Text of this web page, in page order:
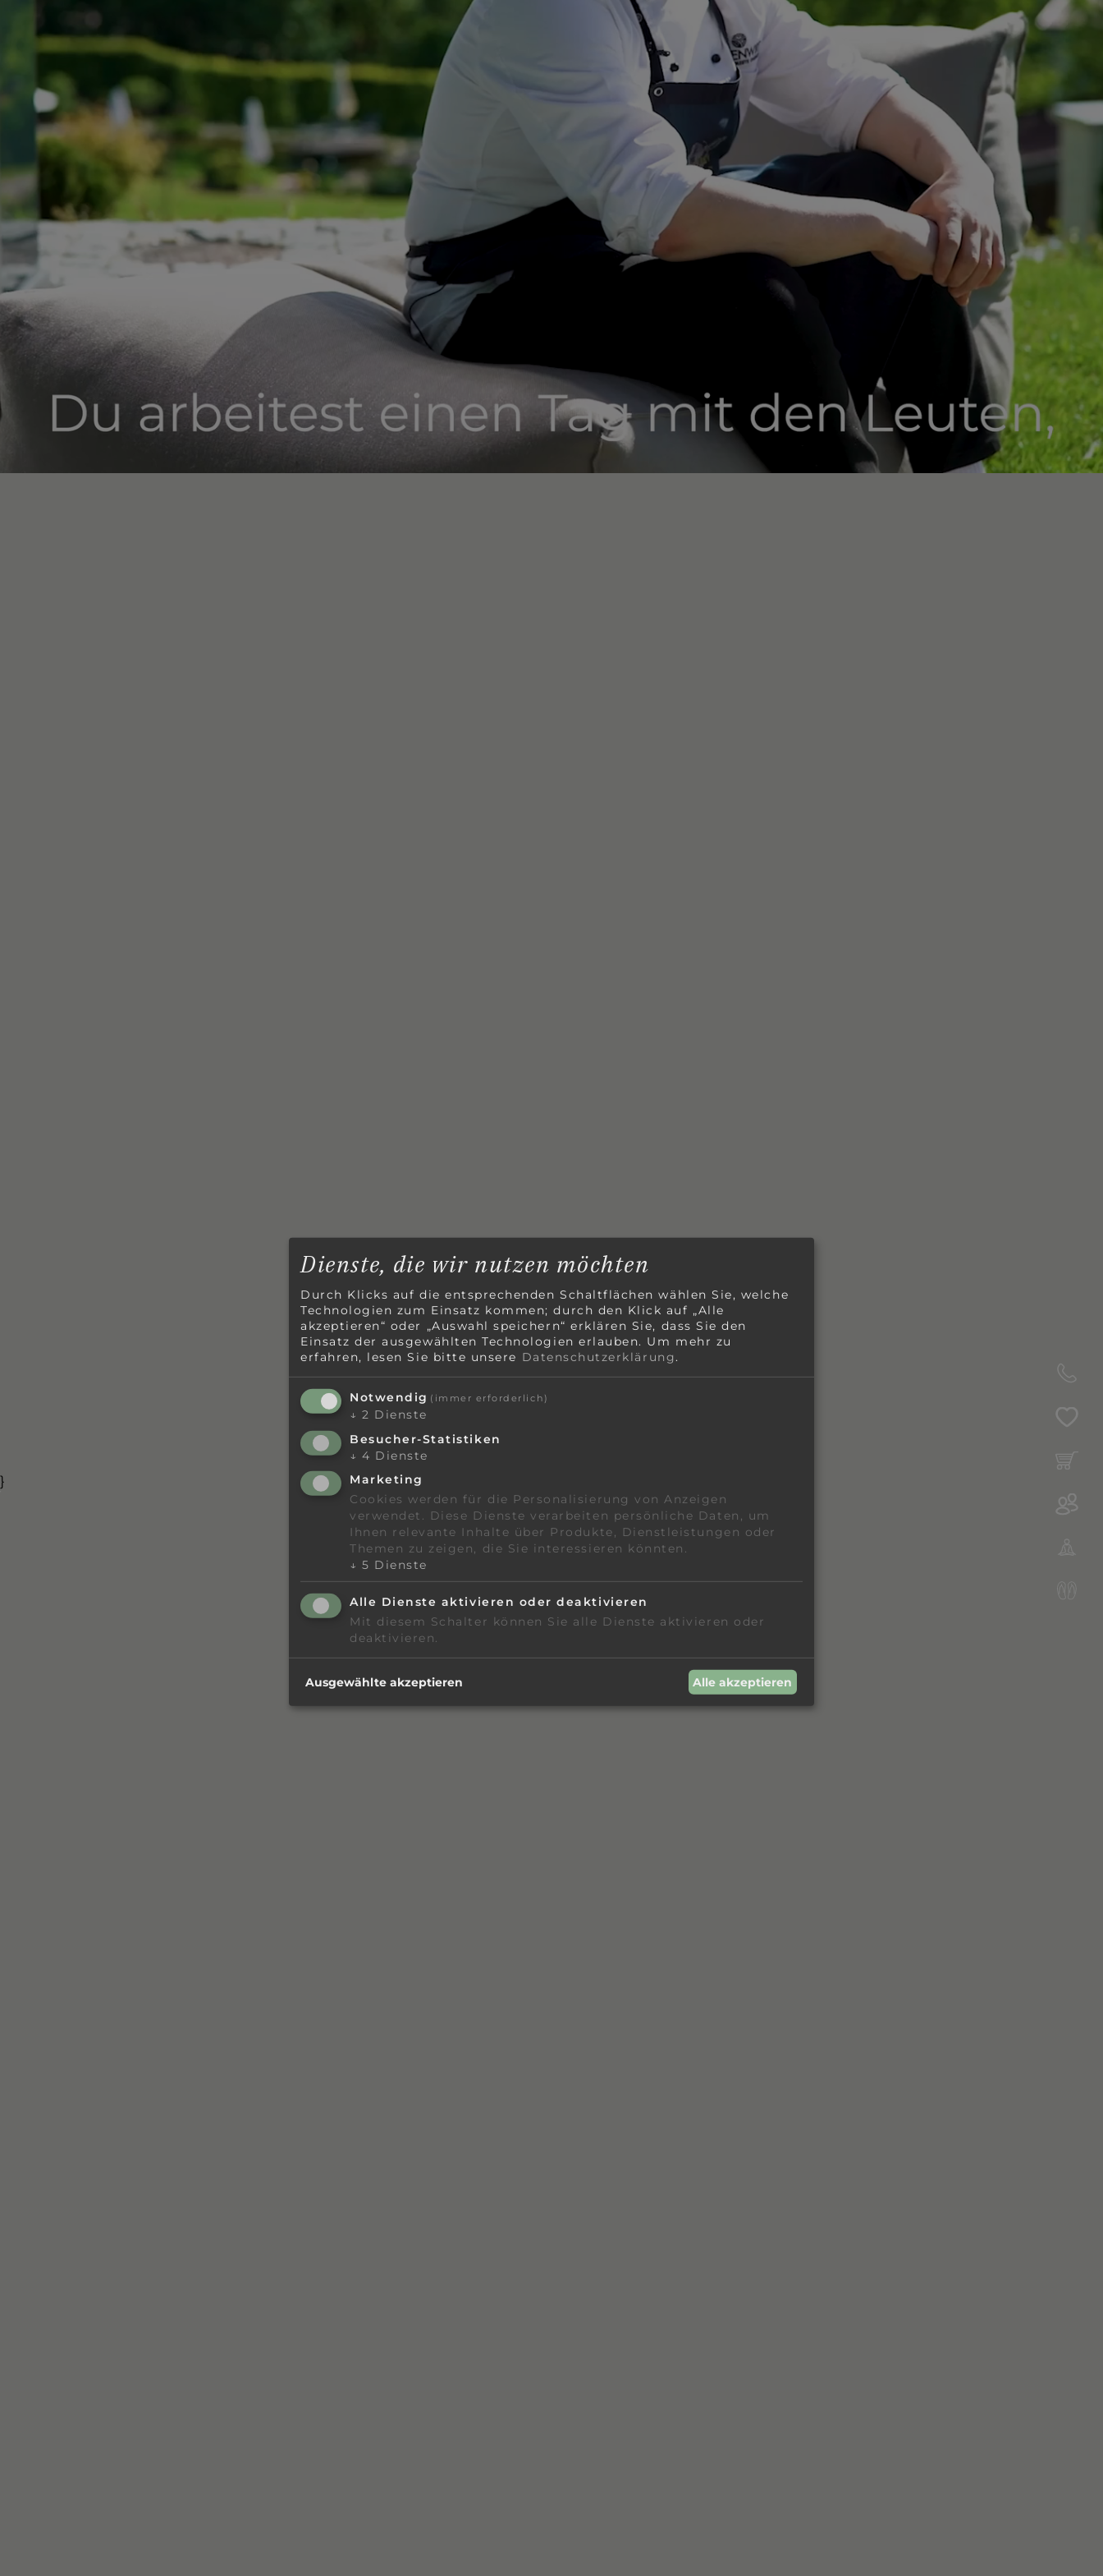
}
Dienste, die wir nutzen möchten
Durch Klicks auf die entsprechenden Schaltflächen wählen Sie, welche
Technologien zum Einsatz kommen; durch den Klick auf „Alle
akzeptieren“ oder „Auswahl speichern“ erklären Sie, dass Sie den
Einsatz der ausgewählten Technologien erlauben. Um mehr zu
erfahren, lesen Sie bitte unsere Datenschutzerklärung.
Notwendig (immer erforderlich)
↓ 2 Dienste
Besucher-Statistiken
↓ 4 Dienste
Marketing
Cookies werden für die Personalisierung von Anzeigen
verwendet. Diese Dienste verarbeiten persönliche Daten, um
Ihnen relevante Inhalte über Produkte, Dienstleistungen oder
Themen zu zeigen, die Sie interessieren könnten.
↓ 5 Dienste
Alle Dienste aktivieren oder deaktivieren
Mit diesem Schalter können Sie alle Dienste aktivieren oder
deaktivieren.
Ausgewählte akzeptieren Alle akzeptieren